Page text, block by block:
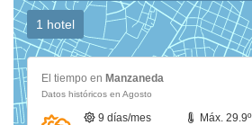
1 hotel
El tiempo en Manzaneda
Datos históricos en Agosto
9 días/mes
Máx. 29.9º